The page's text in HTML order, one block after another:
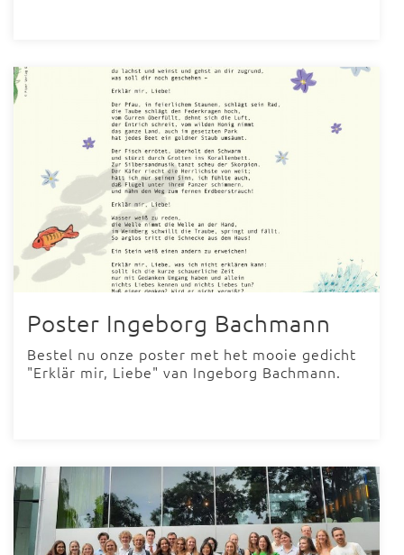
Poster Ingeborg Bachmann
Bestel nu onze poster met het mooie gedicht
"Erklär mir, Liebe" van Ingeborg Bachmann.